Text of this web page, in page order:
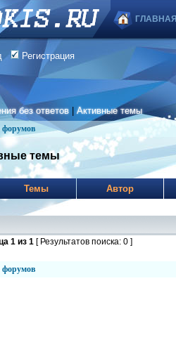
ГЛАВНАЯ
Регистрация
без ответов |Активные темы
темы
Темы Автор
1 из 1 [ Результатов поиска: 0 ]